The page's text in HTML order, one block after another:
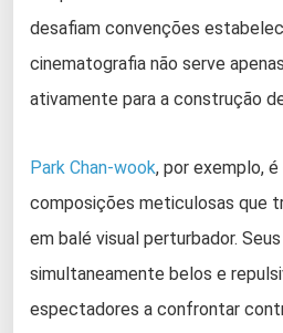
desafiam convenções
cinematografia não serve
ativamente para a construção
Park Chan-wook, por exemplo,
composições meticulosas que
em balé visual perturbador.
simultaneamente belos e
espectadores a confrontar